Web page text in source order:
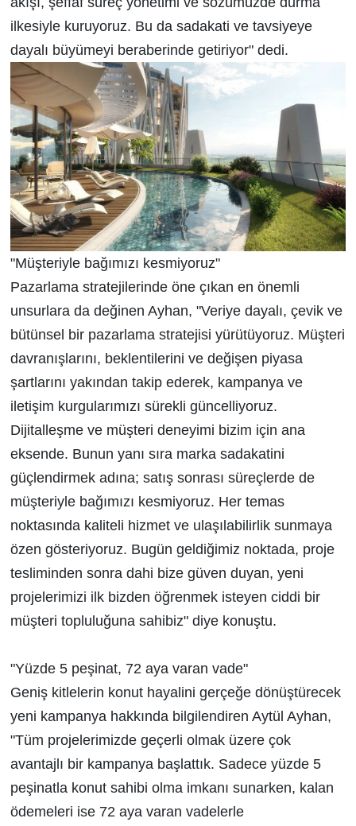
ilkesiyle kuruyoruz. Bu da sadakati ve tavsiyeye
dayalı büyümeyi beraberinde getiriyor" dedi.
"Müşteriyle bağımızı kesmiyoruz"
Pazarlama stratejilerinde öne çıkan en önemli
unsurlara da değinen Ayhan, "Veriye dayalı, çevik ve
bütünsel bir pazarlama stratejisi yürütüyoruz. Müşteri
davranışlarını, beklentilerini ve değişen piyasa
şartlarını yakından takip ederek, kampanya ve
iletişim kurgularımızı sürekli güncelliyoruz.
Dijitalleşme ve müşteri deneyimi bizim için ana
eksende. Bunun yanı sıra marka sadakatini
güçlendirmek adına; satış sonrası süreçlerde de
müşteriyle bağımızı kesmiyoruz. Her temas
noktasında kaliteli hizmet ve ulaşılabilirlik sunmaya
özen gösteriyoruz. Bugün geldiğimiz noktada, proje
tesliminden sonra dahi bize güven duyan, yeni
projelerimizi ilk bizden öğrenmek isteyen ciddi bir
müşteri topluluğuna sahibiz" diye konuştu.
"Yüzde 5 peşinat, 72 aya varan vade"
Geniş kitlelerin konut hayalini gerçeğe dönüştürecek
yeni kampanya hakkında bilgilendiren Aytül Ayhan,
"Tüm projelerimizde geçerli olmak üzere çok
avantajlı bir kampanya başlattık. Sadece yüzde 5
peşinatla konut sahibi olma imkanı sunarken, kalan
ödemeleri ise 72 aya varan vadelerle